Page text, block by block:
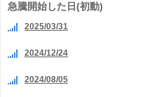
急騰開始した日(初動)
2025/03/31
2024/12/24
2024/08/05